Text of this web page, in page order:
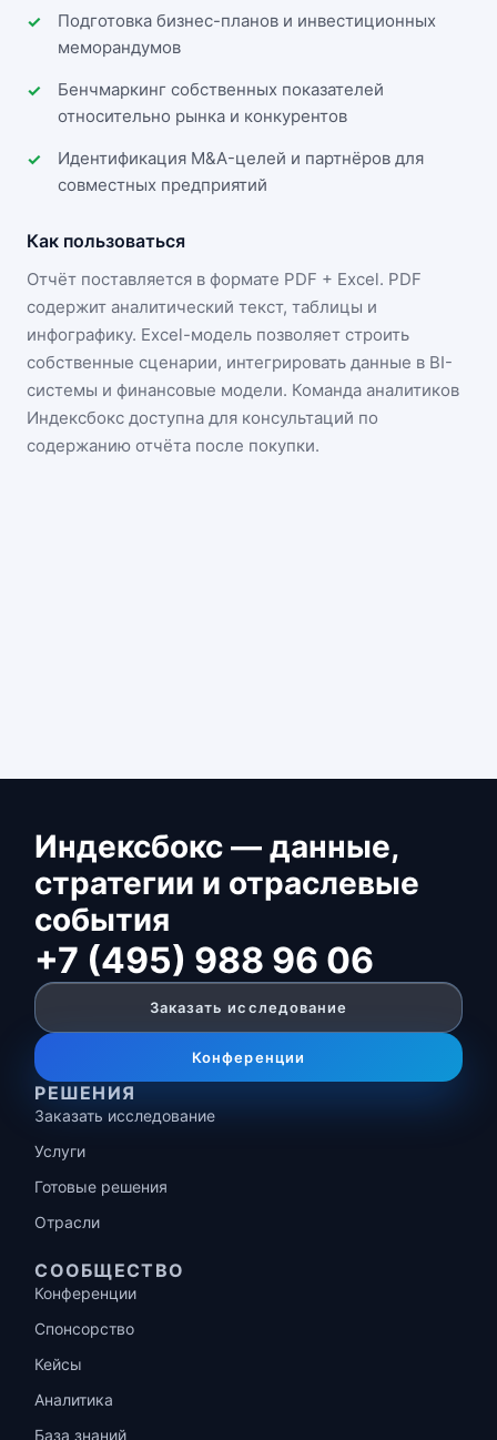
Подготовка бизнес-планов и инвестиционных
меморандумов
Бенчмаркинг собственных показателей
относительно рынка и конкурентов
Идентификация M&A-целей и партнёров для
совместных предприятий
Как пользоваться
Отчёт поставляется в формате PDF + Excel. PDF
содержит аналитический текст, таблицы и
инфографику. Excel-модель позволяет строить
собственные сценарии, интегрировать данные в BI-
системы и финансовые модели. Команда аналитиков
Индексбокс доступна для консультаций по
содержанию отчёта после покупки.
Индексбокс — данные,
стратегии и отраслевые
события
+7 (495) 988 96 06
Заказать исследование
Конференции
РЕШЕНИЯ
Заказать исследование
Услуги
Готовые решения
Отрасли
СООБЩЕСТВО
Конференции
Спонсорство
Кейсы
Аналитика
База знаний